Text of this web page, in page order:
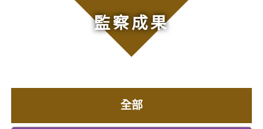
監察成果
全部